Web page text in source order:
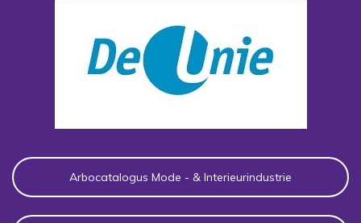
Arbocatalogus Mode - & Interieurindustrie